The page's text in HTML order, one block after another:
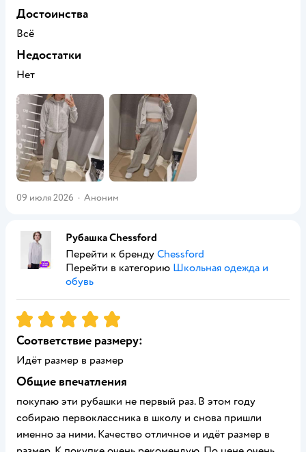
Достоинства
Всё
Недостатки
Нет
09 июля 2026 · Аноним
Рубашка Chessford
Перейти к бренду Chessford
Перейти в категорию Школьная одежда и
обувь
Рейтинг:5
Соответствие размеру:
Идёт размер в размер
Общие впечатления
покупаю эти рубашки не первый раз. В этом году
собираю первоклассника в школу и снова пришли
именно за ними. Качество отличное и идёт размер в